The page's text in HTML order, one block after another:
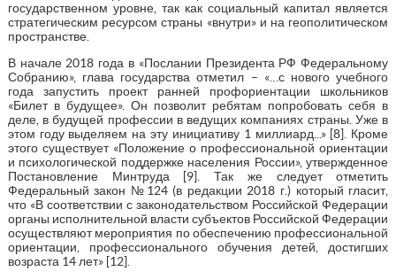
государственном уровне, так как социальный капитал является
стратегическим ресурсом страны «внутри» и на геополитическом
пространстве.
В начале 2018 года в «Послании Президента РФ Федеральному
Собранию», глава государства отметил – «…с нового учебного
года запустить проект ранней профориентации школьников
«Билет в будущее». Он позволит ребятам попробовать себя в
деле, в будущей профессии в ведущих компаниях страны. Уже в
этом году выделяем на эту инициативу 1 миллиард...» [8]. Кроме
этого существует «Положение о профессиональной ориентации
и психологической поддержке населения России», утвержденное
Постановление Минтруда [9]. Так же следует отметить
Федеральный закон №124 (в редакции 2018 г.) который гласит,
что «В соответствии с законодательством Российской Федерации
органы исполнительной власти субъектов Российской Федерации
осуществляют мероприятия по обеспечению профессиональной
ориентации, профессионального обучения детей, достигших
возраста 14 лет» [12].